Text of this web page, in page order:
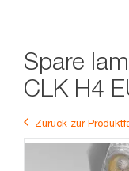
Spare
CLK H4
Zurück zur